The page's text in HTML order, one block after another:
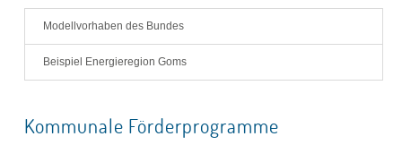
Modellvorhaben des Bundes
Beispiel Energieregion Goms
Kommunale Förderprogramme